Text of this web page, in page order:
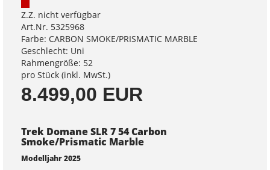
Z.Z. nicht verfügbar
Art.Nr. 5325968
Farbe: CARBON SMOKE/PRISMATIC MARBLE
Geschlecht: Uni
Rahmengröße: 52
pro Stück (inkl. MwSt.)
8.499,00 EUR
Trek Domane SLR 7 54 Carbon
Smoke/Prismatic Marble
Modelljahr 2025